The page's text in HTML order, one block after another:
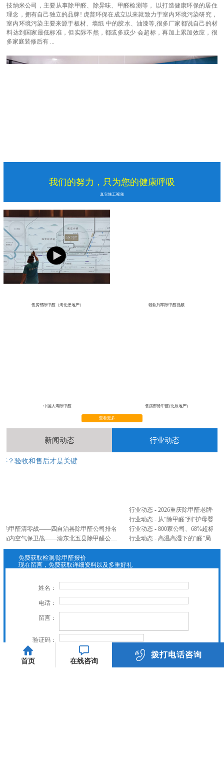
技纳米公司，主要从事除甲醛、除异味、甲醛检测等， 以打造健康环保的居住
理念，拥有自己独立的品牌! 虎普环保在成立以来就致力于室内环境污染研究，
室内环境污染主要来源于板材、墙纸 中的胶水、油漆等,很多厂家都说自己的材
料达到国家最低标准，但实际不然，都或多或少 会超标，再加上累加效应，很
多家庭装修后有 ...
我们的努力，只为您的健康呼吸
真实施工视频
售房部除甲醛（海伦堡地产） 轻轨列车除甲醛视频
中国人寿除甲醛 售房部除甲醛(北辰地产)
查看更多
新闻动态 行业动态
？验收和售后才是关键
的甲醛清零战——四自治县除甲醛公司排名
行业动态 - 2026重庆除甲醛老牌
行业动态 - 从“除甲醛”到“护母婴”
行业动态 - 高温高湿下的“醛”局：
免费获取检测/除甲醛报价
现在留言，免费获取详细资料以及多重好礼
姓名：
电话：
留言：
验证码：
立即提交
首页 在线咨询
拨打电话咨询